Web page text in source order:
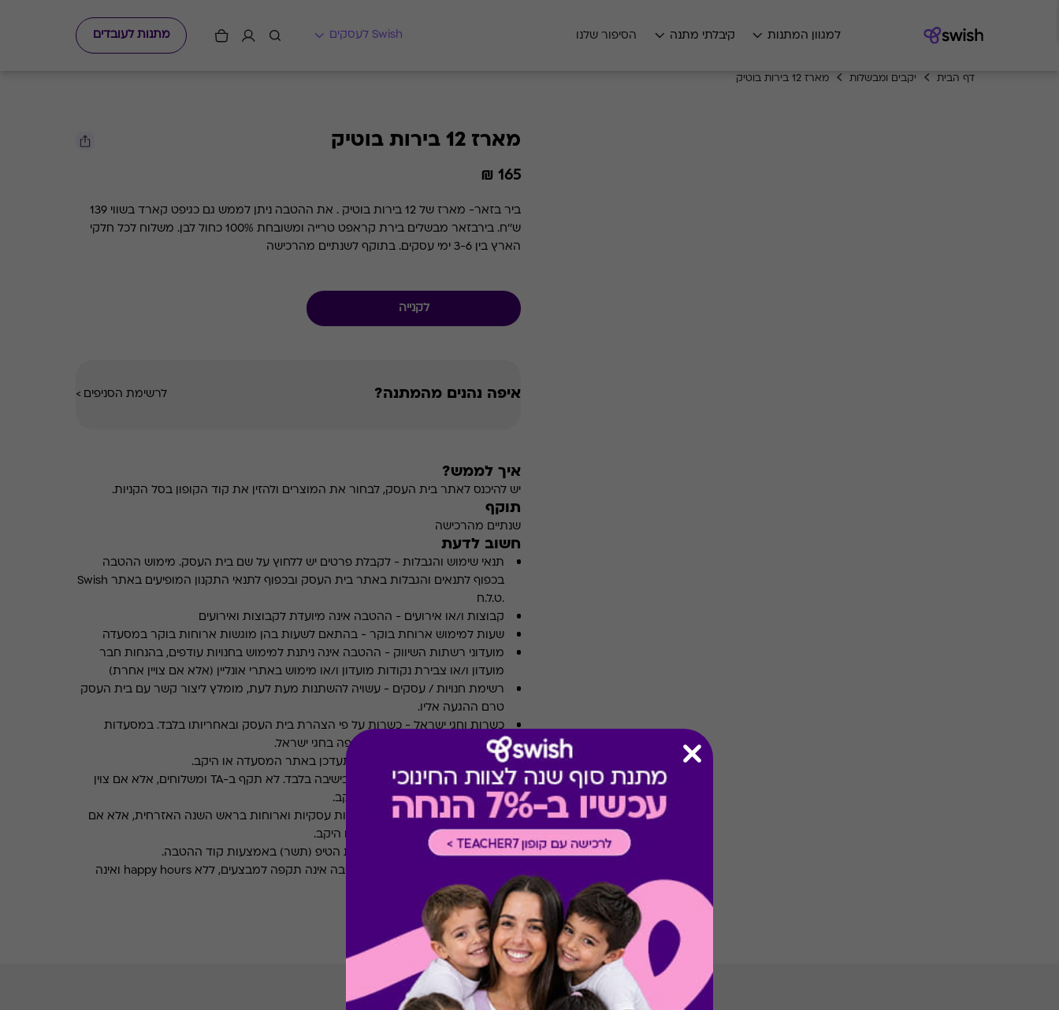
למגוון המתנות קיבלתי מתנה הסיפור שלנו Swish לעסקים מתנות לעובדים
דף הבית יקבים ומבשלות מארז 12 בירות בוטיק
מארז 12 בירות בוטיק
165 ₪
ביר בזאר- מארז של 12 בירות בוטיק . את ההטבה ניתן לממש גם כגיפט קארד בשווי 139
ש''ח. בירבזאר מבשלים בירת קראפט טרייה ומשובחת 100% כחול לבן. משלוח לכל חלקי
הארץ בין 3-6 ימי עסקים. בתוקף לשנתיים מהרכישה
לקנייה
איפה נהנים מהמתנה? לרשימת הסניפים >
איך לממש?
יש להיכנס לאתר בית העסק, לבחור את המוצרים ולהזין את קוד הקופון בסל הקניות.
תוקף
שנתיים מהרכישה
חשוב לדעת
תנאי שימוש והגבלות - לקבלת פרטים יש ללחוץ על שם בית העסק. מימוש ההטבה
בכפוף לתנאים והגבלות באתר בית העסק ובכפוף לתנאי התקנון המופיעים באתר Swish
.ט.ל.ח
קבוצות ו/או אירועים - ההטבה אינה מיועדת לקבוצות ואירועים
שעות למימוש ארוחת בוקר -בהתאם לשעות בהן מוגשות ארוחות בוקר במסעדה
מועדוני רשתות השיווק - ההטבה אינה ניתנת למימוש בחנויות עודפים, בהנחות חבר
מועדון ו/או צבירת נקודות מועדון ו/או מימוש באתרי אונליין (אלא אם צויין אחרת)
רשימת חנויות / עסקים -עשויה להשתנות מעת לעת, מומלץ ליצור קשר עם בית העסק
טרם ההגעה אליו.
כשרות וחגי ישראל -כשרות על פי הצהרת בית העסק ובאחריותו בלבד. במסעדות
ויקבים כשרים ההטבה אינה תקפה בחגי ישראל.
שעות פעילות במסעדה
יש להתעדכן באתר המסעדה או היקב.
TA ומשלוחים במסעדות
תקף בישיבה בלבד. לא תקף ב-TA ומשלוחים, אלא אם צוין
אחרת במדיניות המסעדה או היקב.
ארוחות עסקיות-לא כולל ארוחות עסקיות וארוחות בראש השנה האזרחית, אלא אם
צוין אחרת במדיניות המסעדה או היקב.
תשלום תשר-לא ניתן לשלם את הטיפ (תשר) באמצעות קוד ההטבה.
ההטבה אינה תקפה למבצעים, ללא happy hours ואינה
כוללת 10% הנחה לתושבי אילת
מתנות ששווה לך להכיר